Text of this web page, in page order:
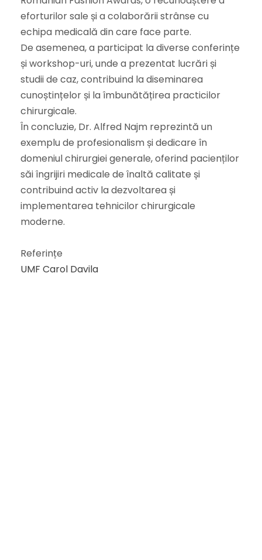
eforturilor sale și a colaborării strânse cu
echipa medicală din care face parte.
De asemenea, a participat la diverse conferințe
și workshop-uri, unde a prezentat lucrări și
studii de caz, contribuind la diseminarea
cunoștințelor și la îmbunătățirea practicilor
chirurgicale.
În concluzie, Dr. Alfred Najm reprezintă un
exemplu de profesionalism și dedicare în
domeniul chirurgiei generale, oferind pacienților
săi îngrijiri medicale de înaltă calitate și
contribuind activ la dezvoltarea și
implementarea tehnicilor chirurgicale
moderne.
Referințe
UMF Carol Davila